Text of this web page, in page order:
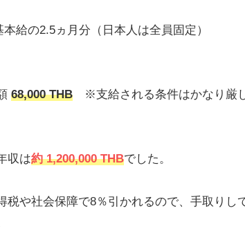
の2.5ヵ月分（日本人は全員固定）
68,000 THB※支給される条件はかなり厳
収は約 1,200,000 THBでした。
税や社会保障で8％引かれるので、手取りし